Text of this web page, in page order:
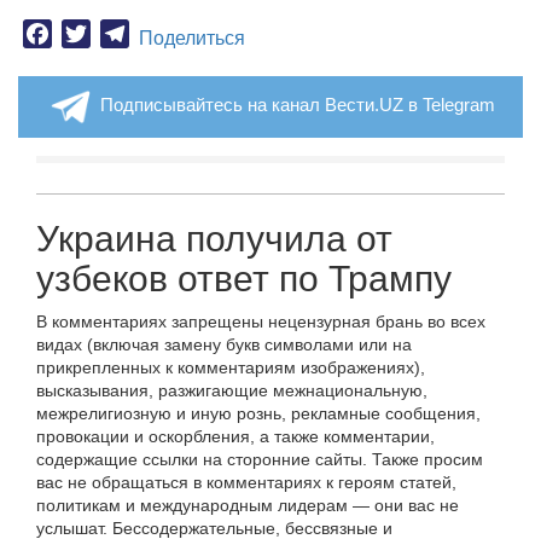
Facebook
TwitterTelegram
Поделиться
Подписывайтесь на канал Вести.UZ в Telegram
Украина получила от
узбеков ответ по Трампу
В комментариях запрещены нецензурная брань во всех
видах (включая замену букв символами или на
прикрепленных к комментариям изображениях),
высказывания, разжигающие межнациональную,
межрелигиозную и иную рознь, рекламные сообщения,
провокации и оскорбления, а также комментарии,
содержащие ссылки на сторонние сайты. Также просим
вас не обращаться в комментариях к героям статей,
политикам и международным лидерам — они вас не
услышат. Бессодержательные, бессвязные и